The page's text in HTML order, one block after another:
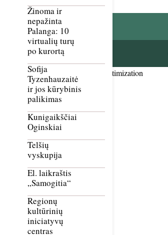
Žinoma ir
nepažinta
Palanga: 10
virtualių turų
po kurortą
Sofija
Tyzenhauzaitė
ir jos kūrybinis
palikimas
Kunigaikščiai
Oginskiai
Telšių
vyskupija
El. laikraštis
„Samogitia“
Regionų
kultūrinių
iniciatyvų
centras
Smush Image Compression and Optimization